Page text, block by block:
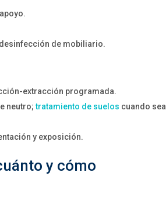
de mobiliario.
extracción programada.
neutro;tratamiento de suelos cuando sea
y exposición.
y cómo